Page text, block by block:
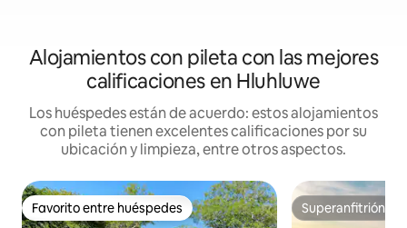
Alojamientos con pileta con las mejores
calificaciones en Hluhluwe
Los huéspedes están de acuerdo: estos alojamientos
con pileta tienen excelentes calificaciones por su
ubicación y limpieza, entre otros aspectos.
Favorito entre huéspedes
Favorito entre huéspedes Superanfitrión
Superanfitrión